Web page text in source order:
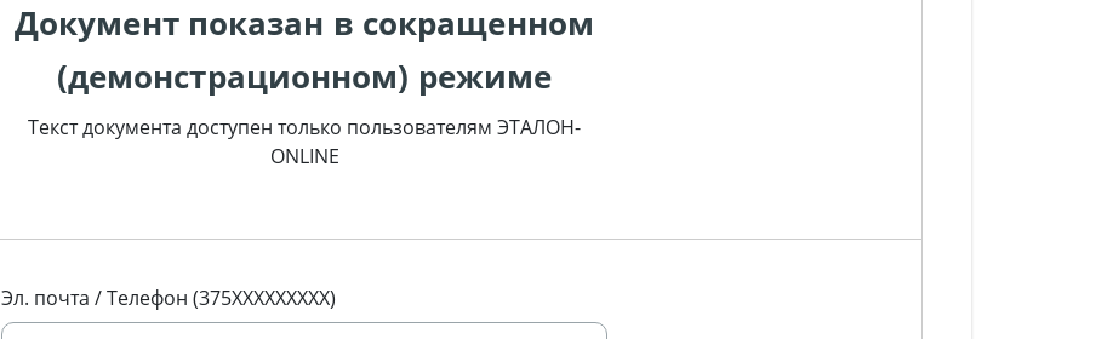
Документ показан в сокращенном
(демонстрационном) режиме
Текст документа доступен только пользователям ЭТАЛОН-
ONLINE
Эл. почта / Телефон (375XXXXXXXXX)